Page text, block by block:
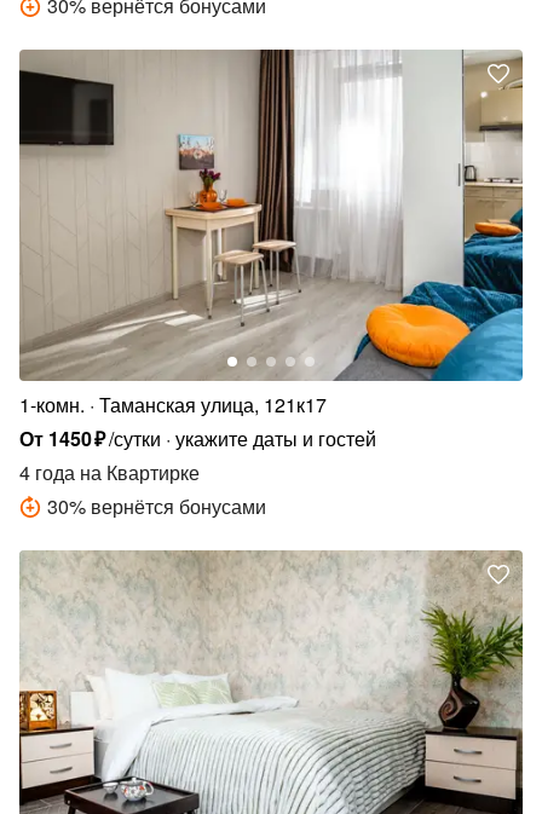
1-комн. Таманская улица, 121к17
От 1450₽/сутки укажите даты и гостей
4 года на Квартирке
30% вернётся бонусами